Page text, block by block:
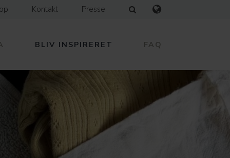
Kontakt Presse
Eco
Baby
BLIV INSPIRERET FAQ